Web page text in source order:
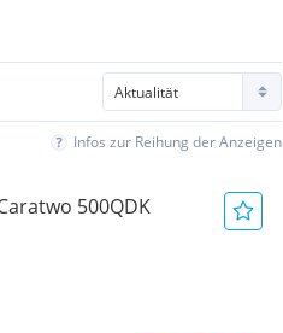
Infos zur Reihung der Anzeigen
500QDK